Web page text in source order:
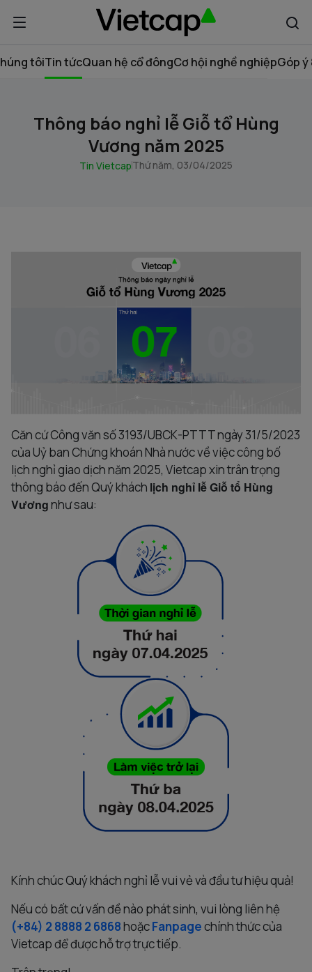
tôiTin tứcQuan hệ cổ đôngCơ hội nghề nghiệpGóp ý
Thông báo nghỉ lễ Giỗ tổ Hùng
Vương năm 2025
Tin VietcapThứ năm, 03/04/2025
Căn cứ Công văn số 3193/UBCK-PTTT ngày 31/5/2023
của Uỷ ban Chứng khoán Nhà nước về việc công bố
lịch nghỉ giao dịch năm 2025, Vietcap xin trân trọng
thông báo đến Quý khách lịch nghỉ lễ Giỗ tổ Hùng
Vươngnhư sau:
Kính chúc Quý khách nghỉ lễ vui vẻ và đầu tư hiệu quả!
Nếu có bất cứ vấn đề nào phát sinh, vui lòng liên hệ
(+84) 2 8888 2 6868hoặcFanpage chính thức của
Vietcap để được hỗ trợ trực tiếp.